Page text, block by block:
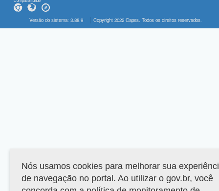
Versão do sistema: 3.88.9 Copyright 2022 Capes. Todos os direitos reservados.
Nós usamos cookies para melhorar sua
de navegação no portal. Ao utilizar o gov.br, você